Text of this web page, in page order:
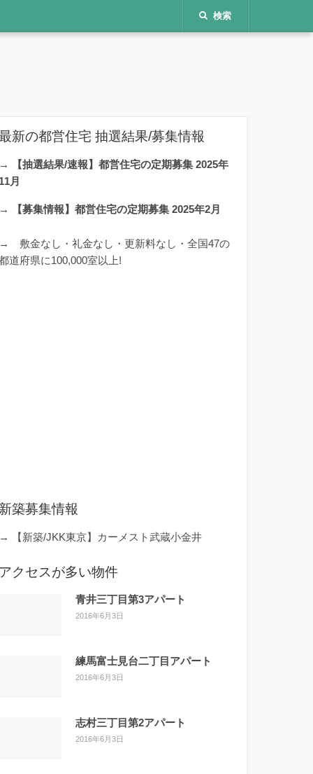
検索
新の都営住宅 抽選結果/募集情報
【抽選結果/速報】都営住宅の定期募集 2025年
月
【募集情報】都営住宅の定期募集 2025年2月
敷金なし・礼金なし・更新料なし・全国47の
道府県に100,000室以上!
築募集情報
【新築/JKK東京】カーメスト武蔵小金井
クセスが多い物件
青井三丁目第3アパート
2016年6月3日
練馬富士見台二丁目アパート
2016年6月3日
志村三丁目第2アパート
2016年6月3日